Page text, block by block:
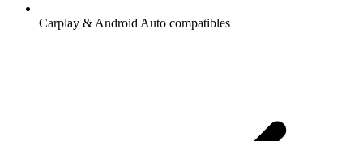
Carplay & Android Auto compatibles